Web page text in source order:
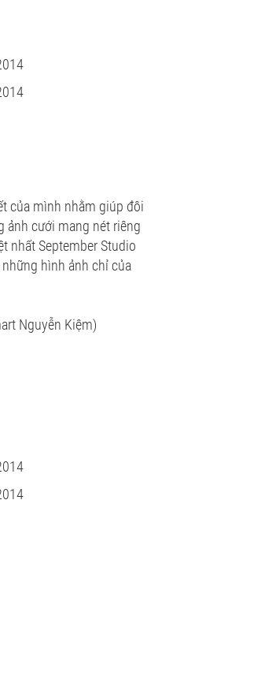
của mình nhằm giúp đôi
ảnh cưới mang nét riêng
nhất September Studio
hình ảnh chỉ của
Nguyễn Kiệm)